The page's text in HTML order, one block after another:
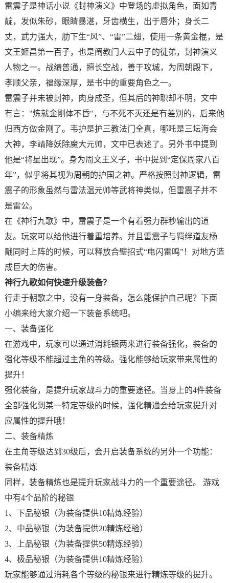
雷震子是神话小说《封神演义》中登场的虚拟角色，面如青
靛，发似朱砂，眼睛暴湛，牙齿横生，出于唇外；身长二
丈，武力强大，肋下生“风”、“雷”二翅，使用一条黄金棍，是
文王姬昌第一百子，也是阐教门人云中子的徒弟，封神演义
人物之一。战绩普通，擅长空战，善于攻城，为周朝殿下，
孝顺父亲，福缘深厚，是书中的重要角色之一。
雷震子并未被封神，肉身成圣，但其后的神职却不明，文中
有言："炼就金刚体不昏"，与不死不灭还是有差别的，后来他
归西方做金刚了。韦护是护三教法门全真，哪吒是三坛海会
大神，李靖降妖除魔大元帅，文中已表述了。另外书中提到
他是“将星出现”。身为周文王义子，书中提到“定保周家八百
年”，似乎将其视为周朝的护国之神。严格按照封神逻辑，雷
震子的形象虽然与雷法温元帅等武将神类似，但雷震子并不
是雷公。
在《神行九歌》中，雷震子是一个有着强力群秒输出的道
友。玩家可以给他进行着重培养。并且雷震子与羁绊道友杨
戬同时上阵的时候，可以释放合璧招式“电闪雷鸣”！对地方造
成巨大的伤害。
神行九歌如何快速升级装备？
行走于朝歌之中，没有一身装备，怎么能保护自己呢？下面
小编来给大家介绍一下装备系统吧。
一、装备强化
在游戏中，玩家可以通过消耗银两来进行装备强化，装备的
强化等级不能超过主角的等级。强化能够给玩家带来属性的
提升！
强化装备，是提升玩家战斗力的重要途径。当身上的4件装备
全部强化到某一特定等级的时候，强化精通会给玩家提升对
应属性的提升哦！
二、装备精炼
在主角等级达到30级后，会开启装备系统的另外一个功能：
装备精炼
同样，装备精炼也是提升玩家战斗力的一个重要途径。 游戏
中有4个品阶的秘银
1、下品秘银（为装备提供10精炼经验）
2、中品秘银（为装备提供20精炼经验）
3、上品秘银（为装备提供50精炼经验）
4、极品秘银（为装备提供10精炼经验）
玩家能够通过消耗各个等级的秘银来进行精炼等级的提升。